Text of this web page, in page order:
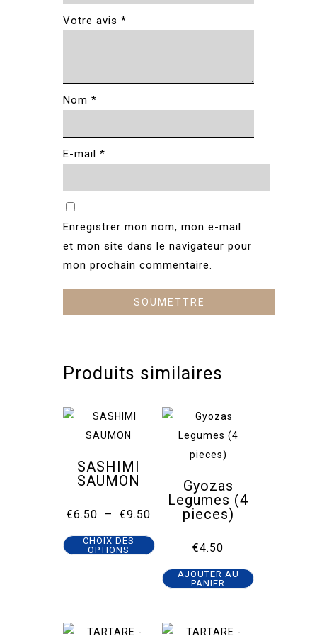
Votre avis *
Nom *
E-mail *
Enregistrer mon nom, mon e-mail
et mon site dans le navigateur pour
mon prochain commentaire.
Produits similaires
SASHIMI
SAUMON
€6.50 – €9.50
prix :
€6.50
€9.50
CHOIX DES
OPTIONS
plusieurs
Les
Gyozas
Legumes (4
pieces)
€4.50
AJOUTER AU
PANIER